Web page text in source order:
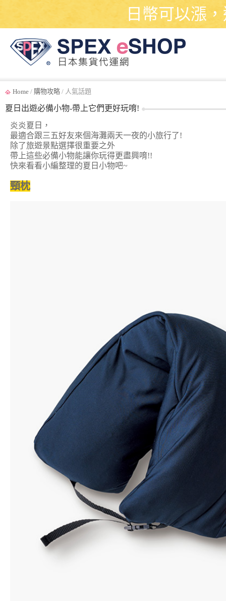
日幣可以漲
Home / 購物攻略 / 人氣話題
夏日出遊必備小物-帶上它們更好玩唷!
炎炎夏日，
最適合跟三五好友來個海灘兩天一夜的小旅行了!
除了旅遊景點選擇很重要之外
帶上這些必備小物能讓你玩得更盡興唷!!
快來看看小編整理的夏日小物吧~
頸枕